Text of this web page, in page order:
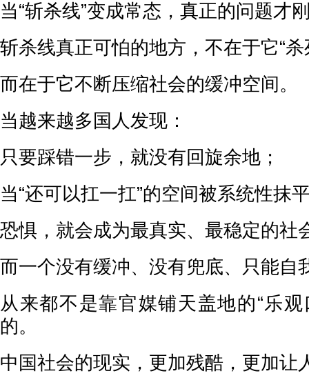
当“斩杀线”变成常态，真正的问题才
斩杀线真正可怕的地方，不在于它“杀
而在于它不断压缩社会的缓冲空间。
当越来越多国人发现：
只要踩错一步，就没有回旋余地；
当“还可以扛一扛”的空间被系统性
恐惧，就会成为最真实、最稳定的社
而一个没有缓冲、没有兜底、只能自
从来都不是靠官媒铺天盖地的“乐
的。
中国社会的现实，更加残酷，更加